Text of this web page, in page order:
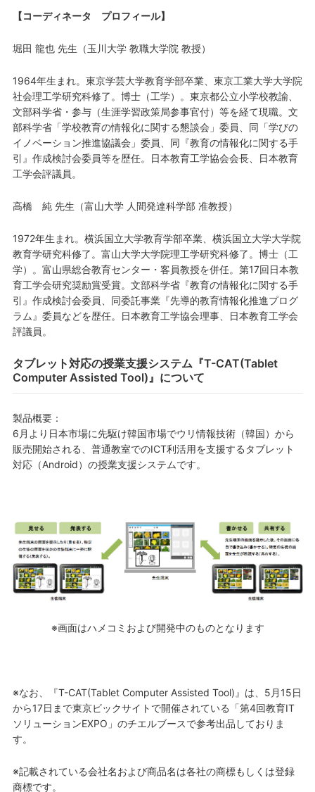
【コーディネータ プロフィール】
堀田 龍也 先生（玉川大学 教職大学院 教授）
1964年生まれ。東京学芸大学教育学部卒業、東京工業大学大学院
社会理工学研究科修了。博士（工学）。東京都公立小学校教諭、
文部科学省・参与（生涯学習政策局参事官付）等を経て現職。文
部科学省「学校教育の情報化に関する懇談会」委員、同「学びの
イノベーション推進協議会」委員、同『教育の情報化に関する手
引』作成検討会委員等を歴任。日本教育工学協会会長、日本教育
工学会評議員。
高橋 純 先生（富山大学 人間発達科学部 准教授）
1972年生まれ。横浜国立大学教育学部卒業、横浜国立大学大学院
教育学研究科修了。富山大学大学院理工学研究科修了。博士（工
学）。富山県総合教育センター・客員教授を併任。第17回日本教
育工学会研究奨励賞受賞。文部科学省『教育の情報化に関する手
引』作成検討会委員、同委託事業『先導的教育情報化推進プログ
ラム』委員などを歴任。日本教育工学協会理事、日本教育工学会
評議員。
タブレット対応の授業支援システム『T-CAT(Tablet
Computer Assisted Tool)』について
製品概要：
6月より日本市場に先駆け韓国市場でウリ情報技術（韓国）から
販売開始される、普通教室でのICT利活用を支援するタブレット
対応（Android）の授業支援システムです。
※画面はハメコミおよび開発中のものとなります
※なお、『T-CAT(Tablet Computer Assisted Tool)』は、5月15日
から17日まで東京ビックサイトで開催されている「第4回教育IT
ソリューションEXPO」のチエルブースで参考出品しておりま
す。
※記載されている会社名および商品名は各社の商標もしくは登録
商標です。